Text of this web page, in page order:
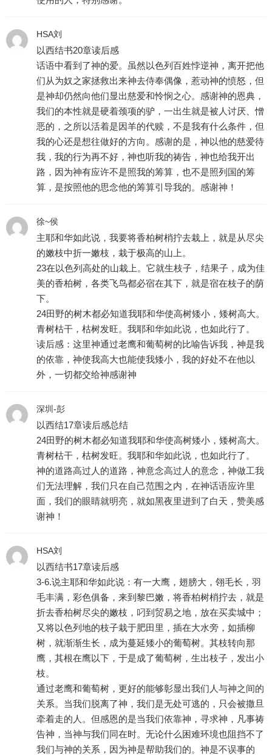
HSA刘
以西结书20章读后感
话语中看到了神的爱。虽然以色列百姓悖逆神，离开把他
们从为奴之家拯救出来神去侍奉偶像，惹动神的愤怒，但
是神却仍然向他们显出慈爱和怜悯之心。感谢神的恩典，
我们的本性就是硬着颈项的驴，一出生就是被人讨厌、憎
恶的，之所以活着是因羊的代赎，不是我有什么条件，但
我的心还是想往做好的方向。感谢的是，神以他的慈爱待
我，我的行为再不好，神也听我的祷告，神也给我开出
路，因为神有应许不是照我的筹算，也不是照列国的筹
算，是按照他的思念他的筹算引导我的。感谢神！
徐~侯
主耶和华如此说，我要将香柏树梢拧去栽上，就是从尽尖
的嫩枝中折一嫩枝，栽于极高的山上。
23在以色列高处的山栽上。它就生枝子，结果子，成为佳
美的香柏树，各类飞鸟都必宿在其下，就是宿在枝子的荫
下。
24田野的树木都必知道我耶和华使高树矮小，矮树高大。
青树枯干，枯树发旺。我耶和华如此说，也如此行了。
读后感：这里神通过老鹰和葡萄树的比喻告诉我，神是我
的依靠，神使我高大也能使我矮小，我的好处不在他以
外，一切都交给神感谢神
深圳-彭
以西结17章读后感总结
24田野的树木都必知道我耶和华使高树矮小，矮树高大。
青树枯干，枯树发旺。我耶和华如此说，也如此行了。
神的道路高过人的道路，神意念高过人的意念，神做工我
们无法理解，我们只在自己范围之内，在神话语应许里
面，我们的眼睛就明亮，就如黑夜里进到了白天，赞美感
谢神！
HSA刘
以西结书17章读后感
3-6.说主耶和华如此说：有一大鹰，翅膀大，翎毛长，羽
毛丰满，彩色俱备，来到黎巴嫩，将香柏树梢拧去，就是
折去香柏树尽尖的嫩枝，叼到贸易之地，放在买卖城中；
又将以色列地的枝子栽于肥田里，插在大水旁，如插柳
树，就渐渐生长，成为蔓延矮小的葡萄树。其枝转向那
鹰，其根在鹰以下，于是成了葡萄树，生出枝子，发出小
枝。
通过老鹰和葡萄树，更好的能够彰显出我们人与神之间的
关系。当我们脱离了神，我们是无处可逃的，只会被撒旦
牵着走的人。但感恩的是当我们依靠神，寻求神，凡事祷
告神，当神与我们同在时。无论什么困难环境也阻挡不了
我们与神的关系，因为神是帮助我们的。神是不误事的